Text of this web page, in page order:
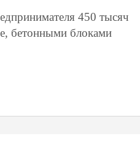
450 тысяч
бетонными блоками